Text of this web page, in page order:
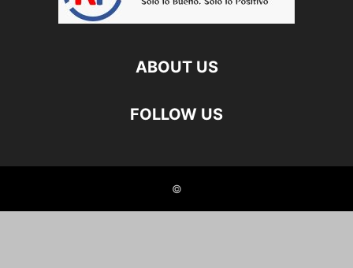
ABOUT US
FOLLOW US
©